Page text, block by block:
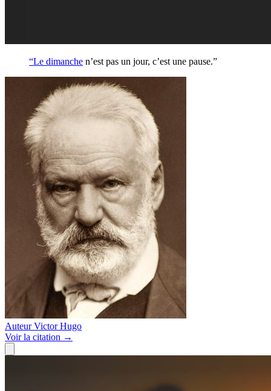
“Le dimanche n’est pas un jour, c’est une pause.”
Auteur Victor Hugo
Voirla citation →